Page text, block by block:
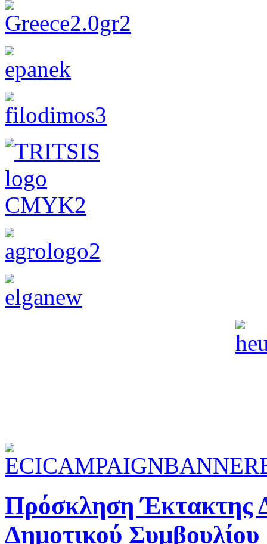
Πρόσκληση Έκτακτης
Δημοτικού